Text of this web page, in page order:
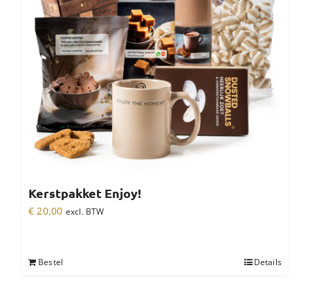
Kerstpakket Enjoy!
€ 20,00 excl. BTW
Bestel Details